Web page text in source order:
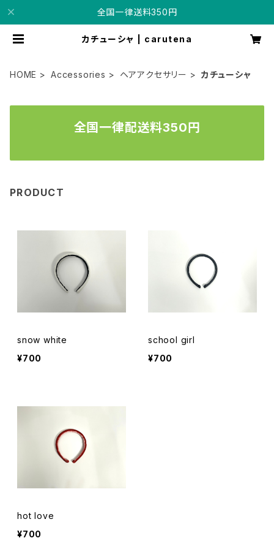
全国一律送料350円
カチューシャ | carutena
HOME Accessories ヘアアクセサリー カチューシャ
全国一律配送料350円
PRODUCT
snow white
¥700
school girl
¥700
hot love
¥700